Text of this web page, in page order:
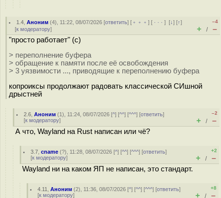
1.4 ,Аноним (4), 11:22, 08/07/2026 [ответить] [ ﹢﹢﹢] [ · · ·][↓] [↑]
[к модератору]
–4
+ / –
"просто работает" (с)
> переполнение буфера
> обращение к памяти после её освобождения
> 3 уязвимости ..., приводящие к переполнению буфера
копроиксы продолжают радовать классической СИшной
дpыcтней
2.6 ,Аноним (1), 11:24, 08/07/2026 [^] [^^] [^^^] [ответить]
[к модератору]
–2
+ / –
А что, Wayland на Rust написан или чё?
3.7 ,cname (?), 11:28, 08/07/2026 [^] [^^] [^^^] [ответить]
[к модератору]
+2
+ / –
Wayland ни на каком ЯП не написан, это стандарт.
4.11 ,Аноним (2), 11:36, 08/07/2026 [^] [^^] [^^^] [ответить]
[к модератору]
+8
+ / –